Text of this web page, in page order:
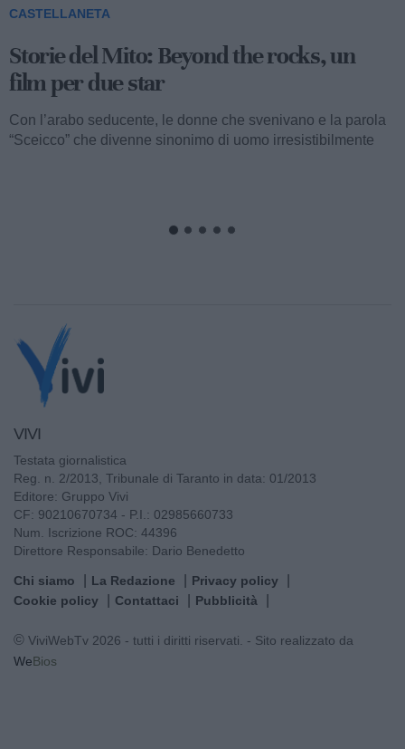
CASTELLANETA
Storie del Mito: Uno sceicco esuberante
Valentino fu consacrato attore internazionale, come abbiamo
visto, con il film “I quattro cavalieri dell’Apocalisse”. Così
cominciava...
VIVI
Testata giornalistica
Reg. n. 2/2013, Tribunale di Taranto in data: 01/2013
Editore: Gruppo Vivi
CF: 90210670734 - P.I.: 02985660733
Num. Iscrizione ROC: 44396
Direttore Responsabile: Dario Benedetto
Chi siamo La Redazione
Privacy policy
Cookie policy
Contattaci Pubblicità
© ViviWebTv 2026 - tutti i diritti riservati. - Sito realizzato da
WeBios